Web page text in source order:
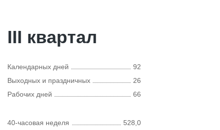
III квартал
Календарных дней
92
Выходных и праздничных
26
Рабочих дней
66
40-часовая неделя 528,0